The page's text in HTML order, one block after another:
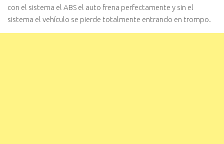
con el sistema el ABS el auto frena perfectamente y sin el
sistema el vehí­culo se pierde totalmente entrando en trompo.